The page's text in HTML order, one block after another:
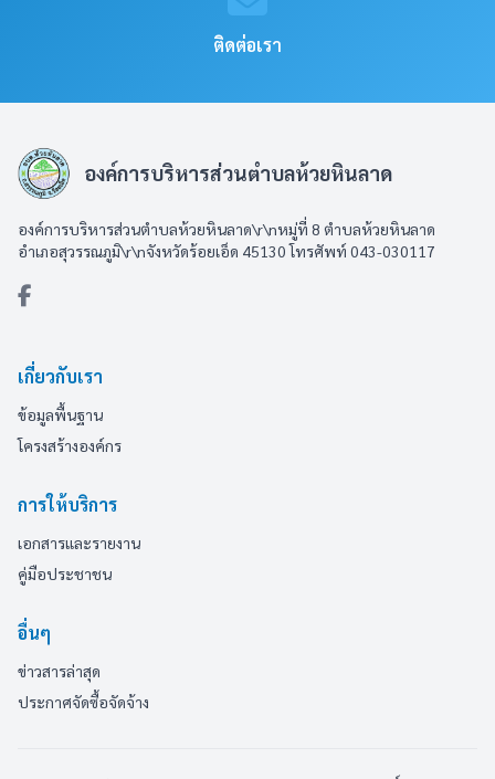
ติดต่อเรา
องค์การบริหารส่วนตำบลห้วยหินลาด
องค์การบริหารส่วนตำบลห้วยหินลาด\r\nหมู่ที่ 8 ตำบลห้วยหินลาด
อำเภอสุวรรณภูมิ\r\nจังหวัดร้อยเอ็ด 45130 โทรศัพท์ 043-030117
เกี่ยวกับเรา
ข้อมูลพื้นฐาน
โครงสร้างองค์กร
การให้บริการ
เอกสารและรายงาน
คู่มือประชาชน
อื่นๆ
ข่าวสารล่าสุด
ประกาศจัดซื้อจัดจ้าง